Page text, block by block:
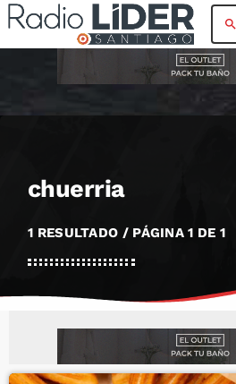
search
chuerria
1 RESULTADO / PÁGINA 1 DE 1